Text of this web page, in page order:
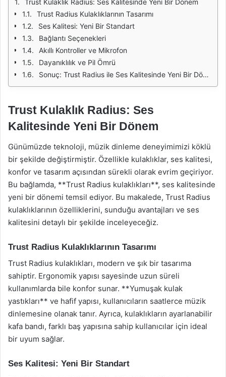
Trust Kulaklık Radius: Ses Kalitesinde Yeni Bir Dönem
Trust Radius Kulaklıklarının Tasarımı
Ses Kalitesi: Yeni Bir Standart
Bağlantı Seçenekleri
Akıllı Kontroller ve Mikrofon
Dayanıklılık ve Pil Ömrü
Sonuç: Trust Radius ile Ses Kalitesinde Yeni Bir Dönem
Trust Kulaklık Radius: Ses
Kalitesinde Yeni Bir Dönem
Günümüzde teknoloji, müzik dinleme deneyimimizi köklü
bir şekilde değiştirmiştir. Özellikle kulaklıklar, ses kalitesi,
konfor ve tasarım açısından sürekli olarak evrim geçiriyor.
Bu bağlamda, **Trust Radius kulaklıkları**, ses kalitesinde
yeni bir dönemi temsil ediyor. Bu makalede, Trust Radius
kulaklıklarının özelliklerini, sunduğu avantajları ve ses
kalitesini detaylı bir şekilde inceleyeceğiz.
Trust Radius Kulaklıklarının Tasarımı
Trust Radius kulaklıkları, modern ve şık bir tasarıma
sahiptir. Ergonomik yapısı sayesinde uzun süreli
kullanımlarda bile konfor sunar. **Yumuşak kulak
yastıkları** ve hafif yapısı, kullanıcıların saatlerce müzik
dinlemesine olanak tanır. Ayrıca, kulaklıkların ayarlanabilir
kafa bandı, farklı baş yapısına sahip kullanıcılar için ideal
bir uyum sağlar.
Ses Kalitesi: Yeni Bir Standart